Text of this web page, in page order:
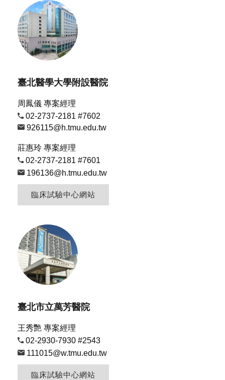
臺北醫學大學附設醫院
周鳳儀 專案經理
02-2737-2181 #7602
926115@h.tmu.edu.tw
莊惠玲 專案經理
02-2737-2181 #7601
196136@h.tmu.edu.tw
臨床試驗中心網站
臺北市立萬芳醫院
王秀艷 專案經理
02-2930-7930 #2543
111015@w.tmu.edu.tw
臨床試驗中心網站